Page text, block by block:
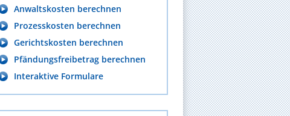
Anwaltskosten berechnen
Prozesskosten berechnen
Gerichtskosten berechnen
Pfändungsfreibetrag berechnen
Interaktive Formulare